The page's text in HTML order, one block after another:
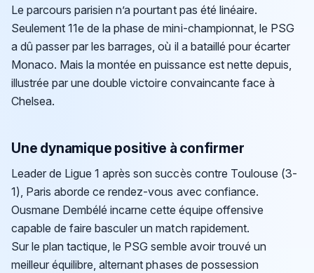
Le parcours parisien n’a pourtant pas été linéaire.
Seulement 11e de la phase de mini-championnat, le PSG
a dû passer par les barrages, où il a bataillé pour écarter
Monaco. Mais la montée en puissance est nette depuis,
illustrée par une double victoire convaincante face à
Chelsea.
Une dynamique positive à confirmer
Leader de Ligue 1 après son succès contre Toulouse (3-
1), Paris aborde ce rendez-vous avec confiance.
Ousmane Dembélé incarne cette équipe offensive
capable de faire basculer un match rapidement.
Sur le plan tactique, le PSG semble avoir trouvé un
meilleur équilibre, alternant phases de possession